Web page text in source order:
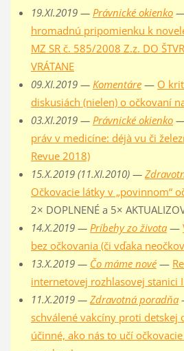
19.XI.2019 — Právnické okienko
hromadnú pripomienku k
MZ SR č. 585/2008 Z.z. DO
VRÁTANE
09.XI.2019 — Komentáre— O
diskusiách (nielen) o očkovaní
03.XI.2019 — Právnické okienko
práv v medicíne: déjà vu či
Revue 2018)
15.X.2019 (11.XI.2010) —
Očkovacie látky v „povinnom“
2× DOPLNENÉ a 5×
14.X.2019 — Príbehy zo života—
bez očkovania (či vďaka
13.X.2019 — Čo máme nové—
internetovej rozhlasovej stanici
11.X.2019 — Zdravotná poradňa
schválené vakcíny proti detskej
účinné, ako nás to učí